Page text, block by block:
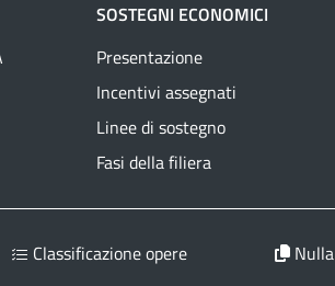
SOSTEGNI ECONOMICI
Presentazione
Incentivi assegnati
Linee di sostegno
Fasi della filiera
Classificazione opere